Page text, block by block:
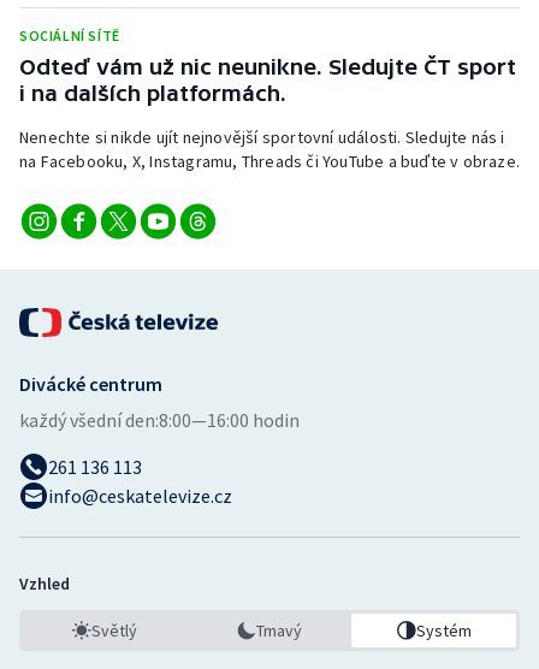
SOCIÁLNÍ SÍTĚ
Odteď vám už nic neunikne. Sledujte ČT sport
i na dalších platformách.
Nenechte si nikde ujít nejnovější sportovní události. Sledujte nás i
na Facebooku, X, Instagramu, Threads či YouTube a buďte v obraze.
Divácké centrum
každý všední den:8:00—16:00 hodin
261 136 113
info@ceskatelevize.cz
Vzhled
Světlý Tmavý Systém